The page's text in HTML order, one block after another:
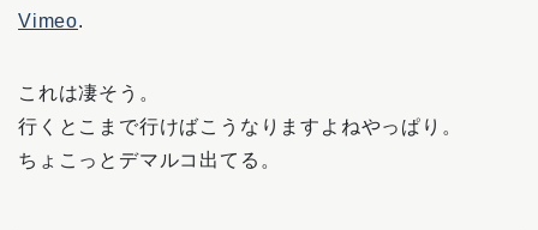
Vimeo.
これは凄そう。
行くとこまで行けばこうなりますよねやっぱり。
ちょこっとデマルコ出てる。